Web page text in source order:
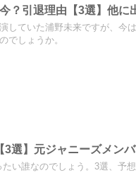
？引退理由【3選】他に
していた浦野未来ですが、今
でしょうか。
選】元ジャニーズメン
い誰なのでしょう。3選、予